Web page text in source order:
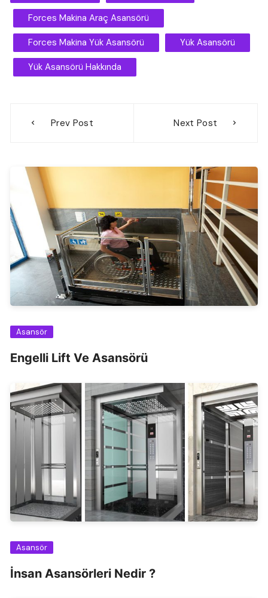
Forces Makina Araç Asansörü
Forces Makina Yük Asansörü Yük Asansörü
Yük Asansörü Hakkında
gezinmesi
Prev Post Next Post
Asansör
Engelli Lift Ve Asansörü
Asansör
İnsan Asansörleri Nedir ?